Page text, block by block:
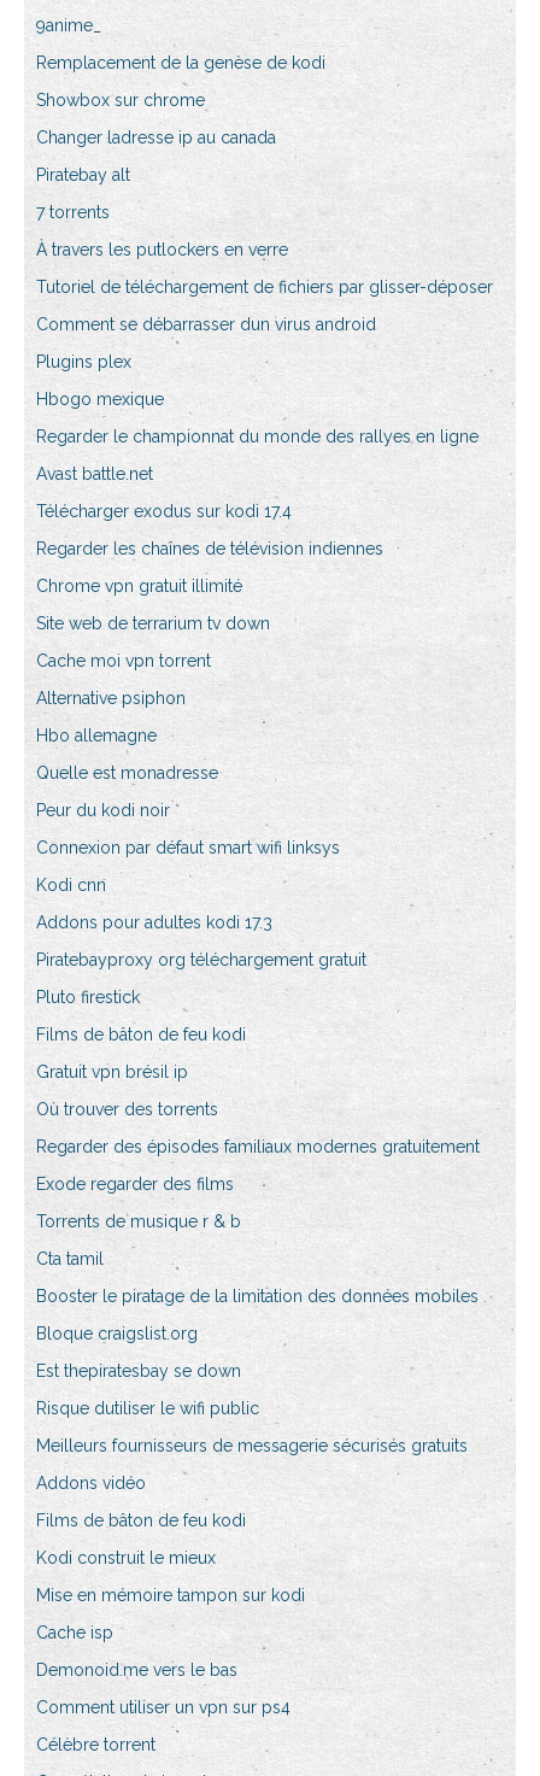
9anime_
Remplacement de la genèse de kodi
Showbox sur chrome
Changer ladresse ip au canada
Piratebay alt
7 torrents
À travers les putlockers en verre
Tutoriel de téléchargement de fichiers par glisser-déposer
Comment se débarrasser dun virus android
Plugins plex
Hbogo mexique
Regarder le championnat du monde des rallyes en ligne
Avast battle.net
Télécharger exodus sur kodi 17.4
Regarder les chaînes de télévision indiennes
Chrome vpn gratuit illimité
Site web de terrarium tv down
Cache moi vpn torrent
Alternative psiphon
Hbo allemagne
Quelle est monadresse
Peur du kodi noir
Connexion par défaut smart wifi linksys
Kodi cnn
Addons pour adultes kodi 17.3
Piratebayproxy org téléchargement gratuit
Pluto firestick
Films de bâton de feu kodi
Gratuit vpn brésil ip
Où trouver des torrents
Regarder des épisodes familiaux modernes gratuitement
Exode regarder des films
Torrents de musique r & b
Cta tamil
Booster le piratage de la limitation des données mobiles
Bloque craigslist.org
Est thepiratesbay se down
Risque dutiliser le wifi public
Meilleurs fournisseurs de messagerie sécurisés gratuits
Addons vidéo
Films de bâton de feu kodi
Kodi construit le mieux
Mise en mémoire tampon sur kodi
Cache isp
Demonoid.me vers le bas
Comment utiliser un vpn sur ps4
Célèbre torrent